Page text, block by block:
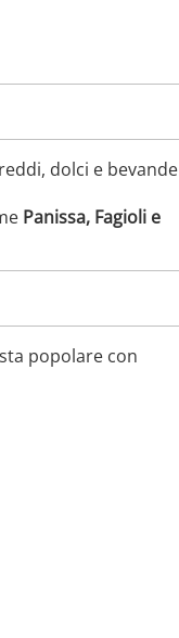
dolci e bevande
Panissa, Fagioli e
popolare con